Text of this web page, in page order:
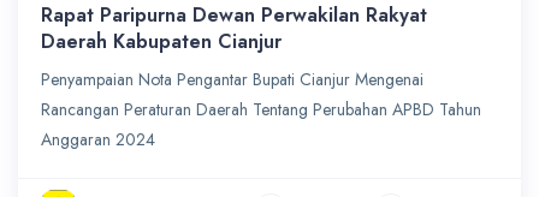
Rapat Paripurna Dewan Perwakilan Rakyat
Daerah Kabupaten Cianjur
Penyampaian Nota Pengantar Bupati Cianjur Mengenai
Rancangan Peraturan Daerah Tentang Perubahan APBD Tahun
Anggaran 2024